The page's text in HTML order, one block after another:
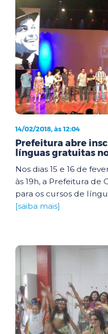
14/02/2018, às 12:04
Prefeitura abre
línguas gratuitas
Nos dias 15 e 16 de
às 19h, a Prefeitura de
para os cursos de
[saiba mais]